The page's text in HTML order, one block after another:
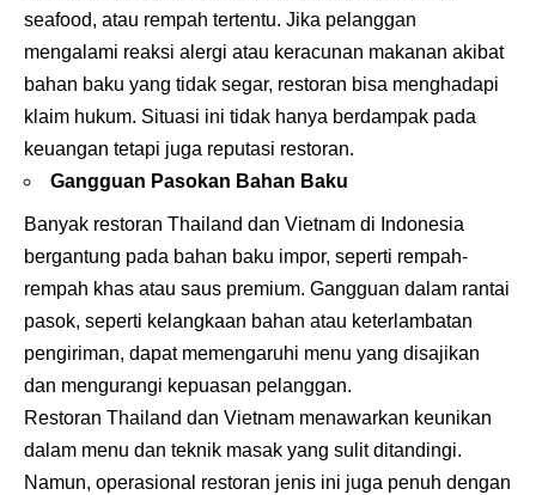
seafood, atau rempah tertentu. Jika pelanggan
mengalami reaksi alergi atau keracunan makanan akibat
bahan baku yang tidak segar, restoran bisa menghadapi
klaim hukum. Situasi ini tidak hanya berdampak pada
keuangan tetapi juga reputasi restoran.
Gangguan Pasokan Bahan Baku
Banyak restoran Thailand dan Vietnam di Indonesia
bergantung pada bahan baku impor, seperti rempah-
rempah khas atau saus premium. Gangguan dalam rantai
pasok, seperti kelangkaan bahan atau keterlambatan
pengiriman, dapat memengaruhi menu yang disajikan
dan mengurangi kepuasan pelanggan.
Restoran Thailand dan Vietnam menawarkan keunikan
dalam menu dan teknik masak yang sulit ditandingi.
Namun, operasional restoran jenis ini juga penuh dengan